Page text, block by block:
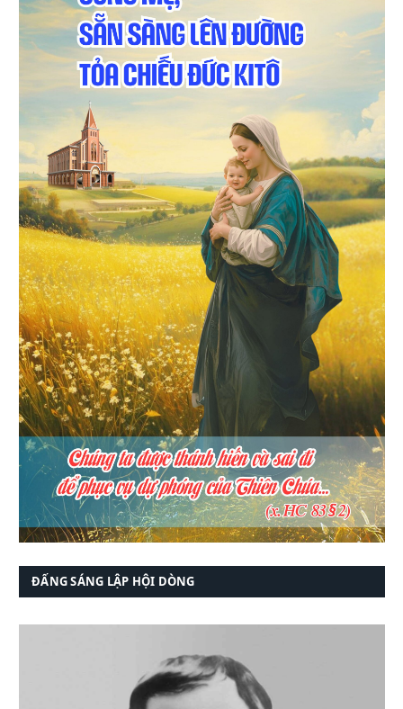
ĐẤNG SÁNG LẬP HỘI DÒNG